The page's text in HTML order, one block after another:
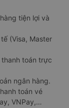
tiện lợi và
(Visa, Master
toán trực
ngân hàng.
toán vé
VNPay,…